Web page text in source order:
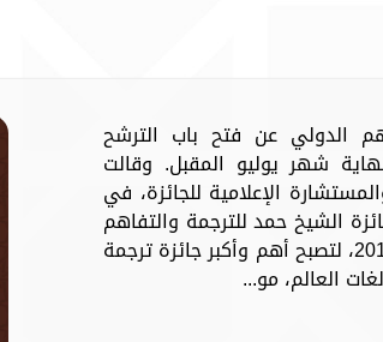
الدولي عن فتح باب الترشح
شهر يوليو المقبل. وقالت
الإعلامية للجائزة، في
الشيخ حمد للترجمة والتفاهم
الدولي تأتي استمراراً لمسيرتها منذ عام 2015، لتصبح أهم وأكبر جائزة ترجمة
العالم، مو...